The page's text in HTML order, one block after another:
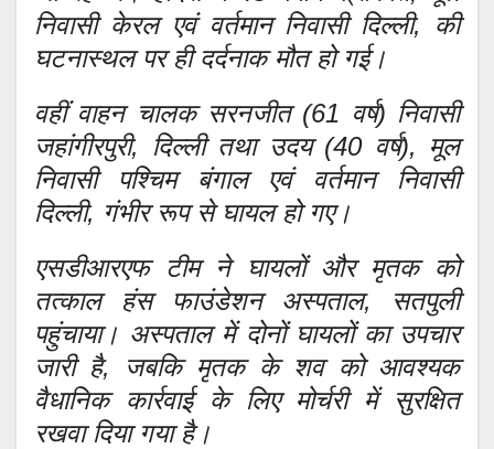
निवासी केरल एवं वर्तमान निवासी दिल्ली, की
घटनास्थल पर ही दर्दनाक मौत हो गई।
वहीं वाहन चालक सरनजीत (61 वर्ष) निवासी
जहांगीरपुरी, दिल्ली तथा उदय (40 वर्ष), मूल
निवासी पश्चिम बंगाल एवं वर्तमान निवासी
दिल्ली, गंभीर रूप से घायल हो गए।
एसडीआरएफ टीम ने घायलों और मृतक को
तत्काल हंस फाउंडेशन अस्पताल, सतपुली
पहुंचाया। अस्पताल में दोनों घायलों का उपचार
जारी है, जबकि मृतक के शव को आवश्यक
वैधानिक कार्रवाई के लिए मोर्चरी में सुरक्षित
रखवा दिया गया है।